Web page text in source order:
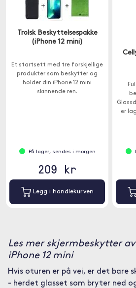
Trolsk Beskyttelsespakke
(iPhone 12 mini)
Et startsett med tre forskjellige
produkter som beskytter og
holder din iPhone 12 mini
skinnende ren.
På lager, sendes i morgen
209 kr
Legg i handlekurven
er
Les mer skjermbeskytter
iPhone 12 mini
Hvis oturen er på vei, er det bare
- herdet glasset som bryter ned